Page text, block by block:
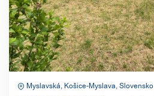
Myslavská, Košice-Myslava, Slovensko